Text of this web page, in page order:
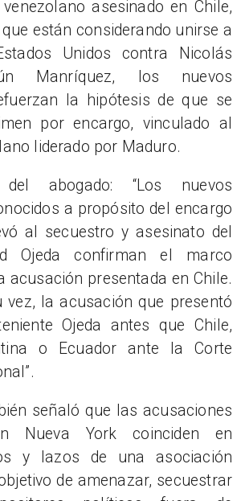
asesinado en Chile,
están considerando unirse a
Unidos contra Nicolás
Manríquez, los nuevos
la hipótesis de que se
por encargo, vinculado al
liderado por Maduro.
abogado: “Los nuevos
a propósito del encargo
al secuestro y asesinato del
Ojeda confirman el marco
acusación presentada en Chile.
vez, la acusación que presentó
Ojeda antes que Chile,
o Ecuador ante la Corte
señaló que las acusaciones
Nueva York coinciden en
y lazos de una asociación
de amenazar, secuestrar